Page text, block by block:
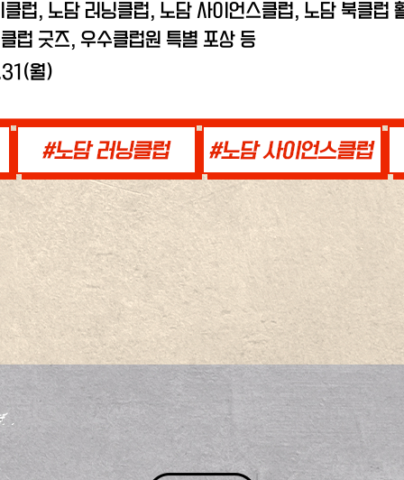
클럽, 노담 러닝클럽, 노담 사이언스클럽, 노담 북클럽
럽 굿즈, 우수클럽원 특별 포상 등
월)